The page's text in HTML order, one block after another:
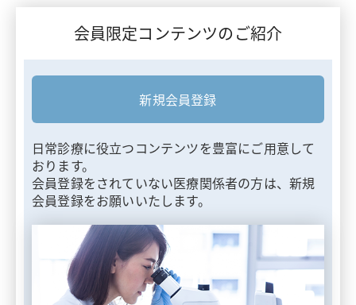
会員限定コンテンツのご紹介
新規会員登録
日常診療に役立つコンテンツを豊富にご用意して
おります。
会員登録をされていない医療関係者の方は、新規
会員登録をお願いいたします。